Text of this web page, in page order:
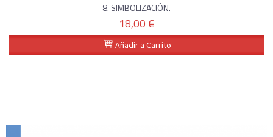
8. SIMBOLIZACIÓN.
18,00 €
Añadir a Carrito